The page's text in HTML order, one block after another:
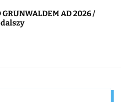
GRUNWALDEM AD 2026 /